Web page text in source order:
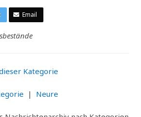
Email
Kategorie
| Neure